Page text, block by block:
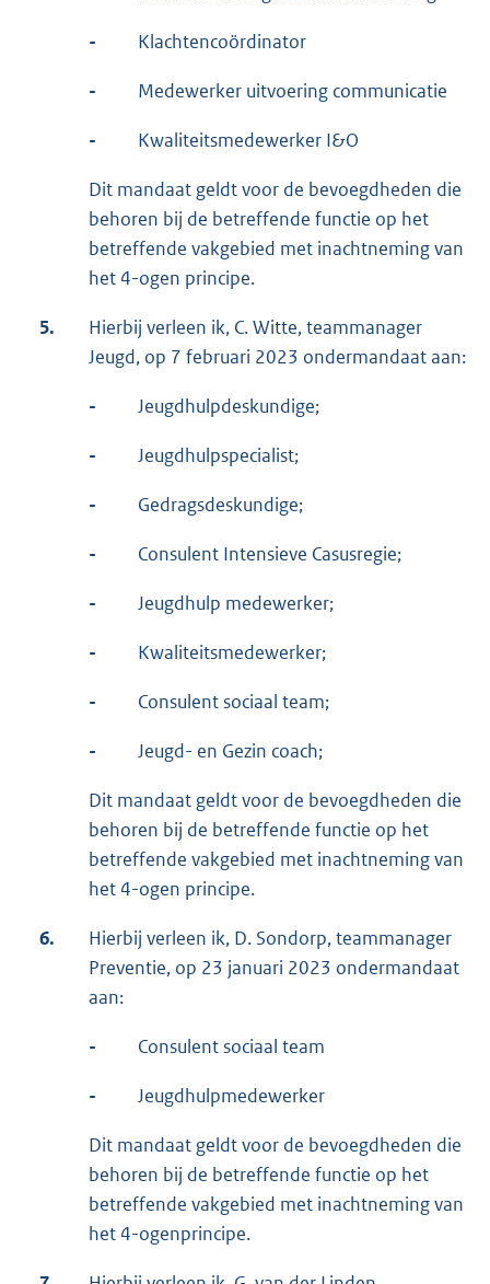
- Klachtencoördinator
- Medewerker uitvoering communicatie
- Kwaliteitsmedewerker I&O
Dit mandaat geldt voor de bevoegdheden die
behoren bij de betreffende functie op het
betreffende vakgebied met inachtneming van
het 4-ogen principe.
5.
Hierbij verleen ik, C. Witte, teammanager
Jeugd, op 7 februari 2023 ondermandaat aan:
- Jeugdhulpdeskundige;
- Jeugdhulpspecialist;
- Gedragsdeskundige;
- Consulent Intensieve Casusregie;
- Jeugdhulp medewerker;
- Kwaliteitsmedewerker;
- Consulent sociaal team;
- Jeugd- en Gezin coach;
Dit mandaat geldt voor de bevoegdheden die
behoren bij de betreffende functie op het
betreffende vakgebied met inachtneming van
het 4-ogen principe.
6.
Hierbij verleen ik, D. Sondorp, teammanager
Preventie, op 23 januari 2023 ondermandaat
aan:
- Consulent sociaal team
- Jeugdhulpmedewerker
Dit mandaat geldt voor de bevoegdheden die
behoren bij de betreffende functie op het
betreffende vakgebied met inachtneming van
het 4-ogenprincipe.